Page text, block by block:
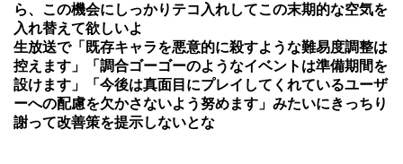
ら、この機会にしっかりテコ入れしてこの末期的な空気を
入れ替えて欲しいよ
生放送で「既存キャラを悪意的に殺すような難易度調整は
控えます」「調合ゴーゴーのようなイベントは準備期間を
設けます」「今後は真面目にプレイしてくれているユーザ
ーへの配慮を欠かさないよう努めます」みたいにきっちり
謝って改善策を提示しないとな